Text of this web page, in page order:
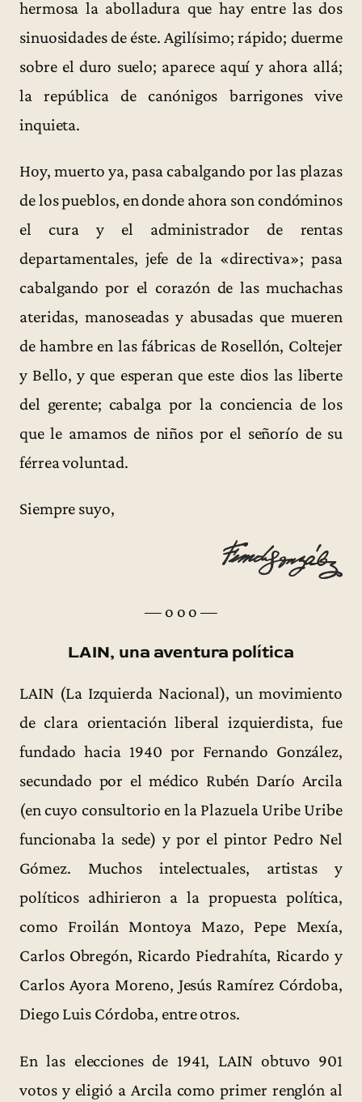
hermosa la abolladura que hay entre las dos
sinuosidades de éste. Agilísimo; rápido; duerme
sobre el duro suelo; aparece aquí y ahora allá;
la república de canónigos barrigones vive
inquieta.
Hoy, muerto ya, pasa cabalgando por las plazas
de los pueblos, en donde ahora son condóminos
el cura y el administrador de rentas
departamentales, jefe de la «directiva»; pasa
cabalgando por el corazón de las muchachas
ateridas, manoseadas y abusadas que mueren
de hambre en las fábricas de Rosellón, Coltejer
y Bello, y que esperan que este dios las liberte
del gerente; cabalga por la conciencia de los
que le amamos de niños por el señorío de su
férrea voluntad.
Siempre suyo,
— o o o —
LAIN, una aventura política
LAIN (La Izquierda Nacional), un movimiento
de clara orientación liberal izquierdista, fue
fundado hacia 1940 por Fernando González,
secundado por el médico Rubén Darío Arcila
(en cuyo consultorio en la Plazuela Uribe Uribe
funcionaba la sede) y por el pintor Pedro Nel
Gómez. Muchos intelectuales, artistas y
políticos adhirieron a la propuesta política,
como Froilán Montoya Mazo, Pepe Mexía,
Carlos Obregón, Ricardo Piedrahíta, Ricardo y
Carlos Ayora Moreno, Jesús Ramírez Córdoba,
Diego Luis Córdoba, entre otros.
En las elecciones de 1941, LAIN obtuvo 901
votos y eligió a Arcila como primer renglón al